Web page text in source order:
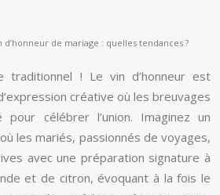
de mariage : quelles tendances ?
traditionnel ! Le vin d’honneur est
créative où les breuvages
pour célébrer l’union. Imaginez un
les mariés, passionnés de voyages,
avec une préparation signature à
et de citron, évoquant à la fois le